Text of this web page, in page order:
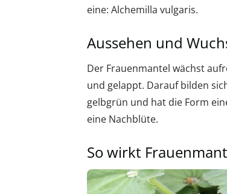
eine: Alchemilla vulgaris.
Aussehen und
Der Frauenmantel wächst
und gelappt. Darauf bilden
gelbgrün und hat die Form
eine Nachblüte.
So wirkt